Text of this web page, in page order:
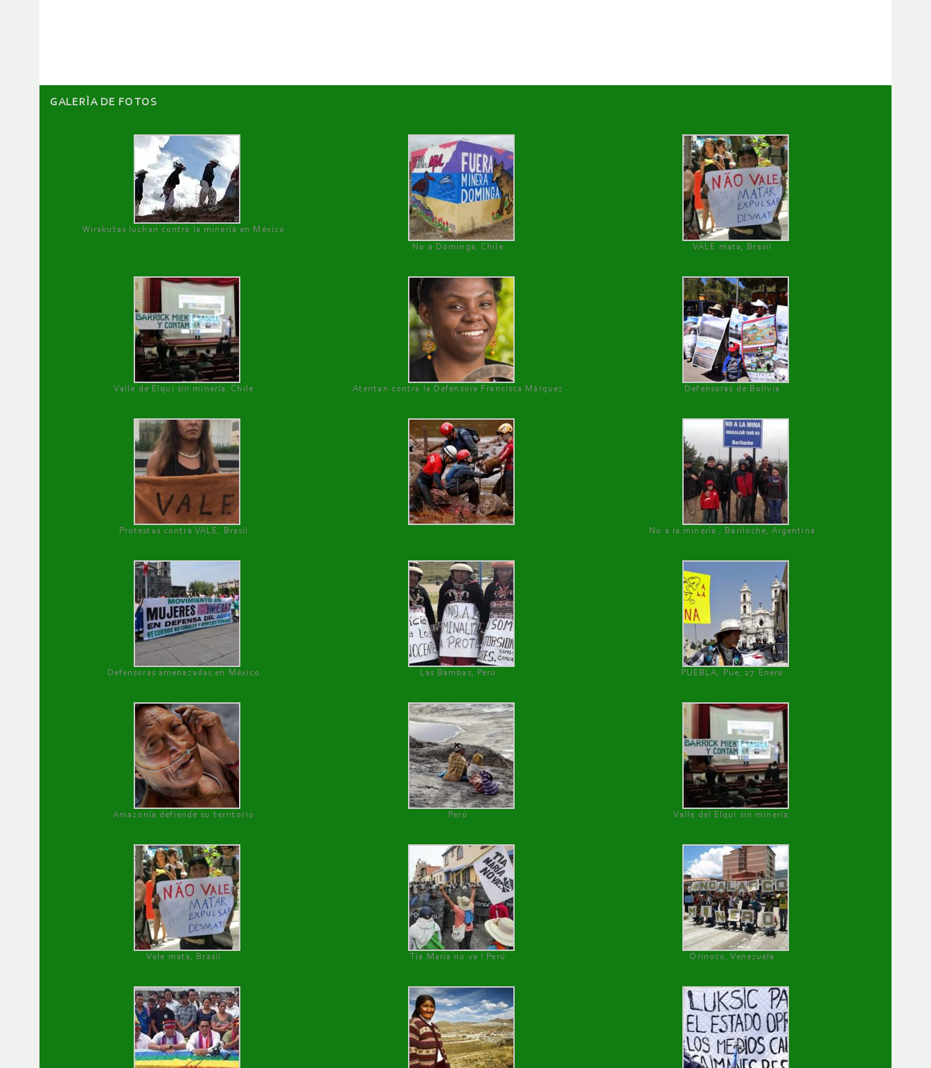
GALERÌA DE FOTOS
Wirakutas luchan contra la minería en México
No a Dominga, Chile
VALE mata, Brasil
Valle de Elqui sin minería. Chile Atentan contra la Defensora Francisca Márquez Defensoras de Bolivia
Protestas contra VALE, Brasil No a la minería , Bariloche, Argentina
Defensoras amenazadas en México Las Bambas, Perú PUEBLA, Pue, 27 Enero
Amazonía defiende su territorio Perú Valle del Elqui sin minería.
Vale mata, Brasil Tía María no va ! Perú Orinoco, Venezuela